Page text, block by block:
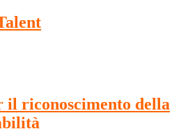
il riconoscimento della